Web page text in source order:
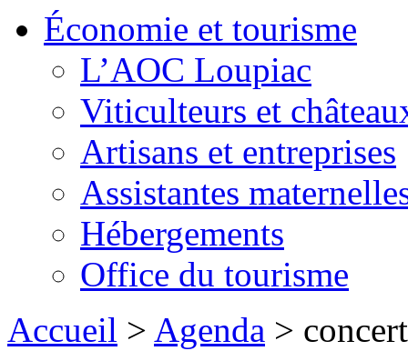
Économie et tourisme
L’AOC Loupiac
Viticulteurs et
Artisans et entreprises
Assistantes
Hébergements
Office du tourisme
Accueil > Agenda >